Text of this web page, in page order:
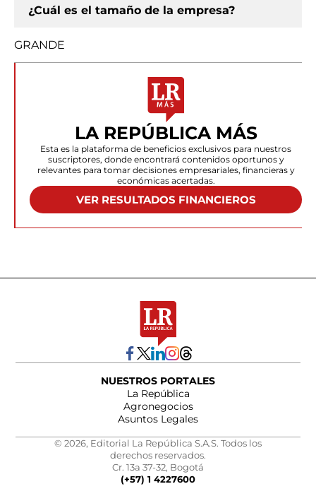
¿Cuál es el tamaño de la empresa?
GRANDE
LA REPÚBLICA MÁS
Esta es la plataforma de beneficios exclusivos para nuestros
suscriptores, donde encontrará contenidos oportunos y
relevantes para tomar decisiones empresariales, financieras y
económicas acertadas.
VER RESULTADOS FINANCIEROS
NUESTROS PORTALES
La República
Agronegocios
Asuntos Legales
© 2026, Editorial La República S.A.S. Todos los
derechos reservados.
Cr. 13a 37-32, Bogotá
(+57) 1 4227600